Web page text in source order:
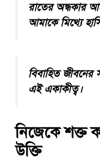
রাতের অন্ধকার
আমাকে মিথ্যে
বিবাহিত
এই একাকীত্ব।
নিজেকে শক্ত
উক্তি